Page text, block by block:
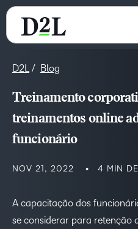
D2L Blog
Treinamento
treinamentos online
funcionário
NOV 21, 2022 4 MIN
A capacitação dos
se considerar para retenção